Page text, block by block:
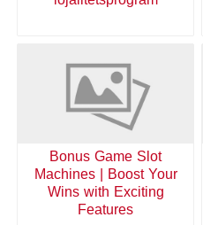
Bonus Game Slot
Machines | Boost Your
Wins with Exciting
Features